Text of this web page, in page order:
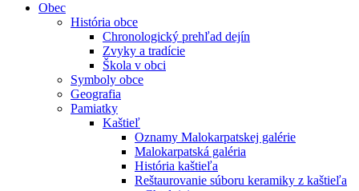
Obec
História obce
Chronologický prehľad dejín
Zvyky a tradície
Škola v obci
Symboly obce
Geografia
Pamiatky
Kaštieľ
Oznamy Malokarpatskej galérie
Malokarpatská galéria
História kaštieľa
Reštaurovanie súboru keramiky z kaštieľa